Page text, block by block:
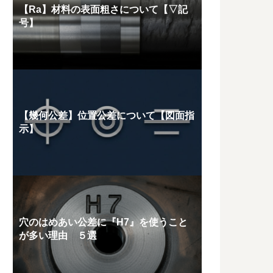
【Ra】材料の表面粗さについて【▽記
号】
【幾何公差】位置公差について【図面指
示】
穴のはめあい公差に『H7』を使うこと
が多い理由 ５選